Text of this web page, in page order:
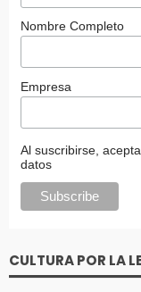
Nombre Completo
Empresa
Al suscribirse,
datos
CULTURA POR LA